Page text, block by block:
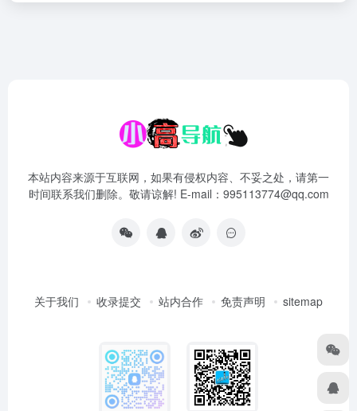
本站内容来源于互联网，如果有侵权内容、不妥之处，请第一
时间联系我们删除。敬请谅解! E-mail：995113774@qq.com
关于我们 收录提交 站内合作 免责声明 sitemap